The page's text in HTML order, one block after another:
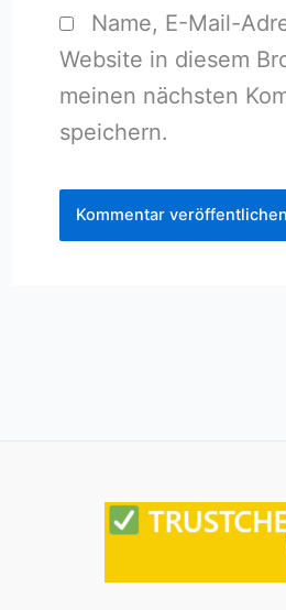
Name, E-Mail-
Website in diesem
meinen nächsten
speichern.